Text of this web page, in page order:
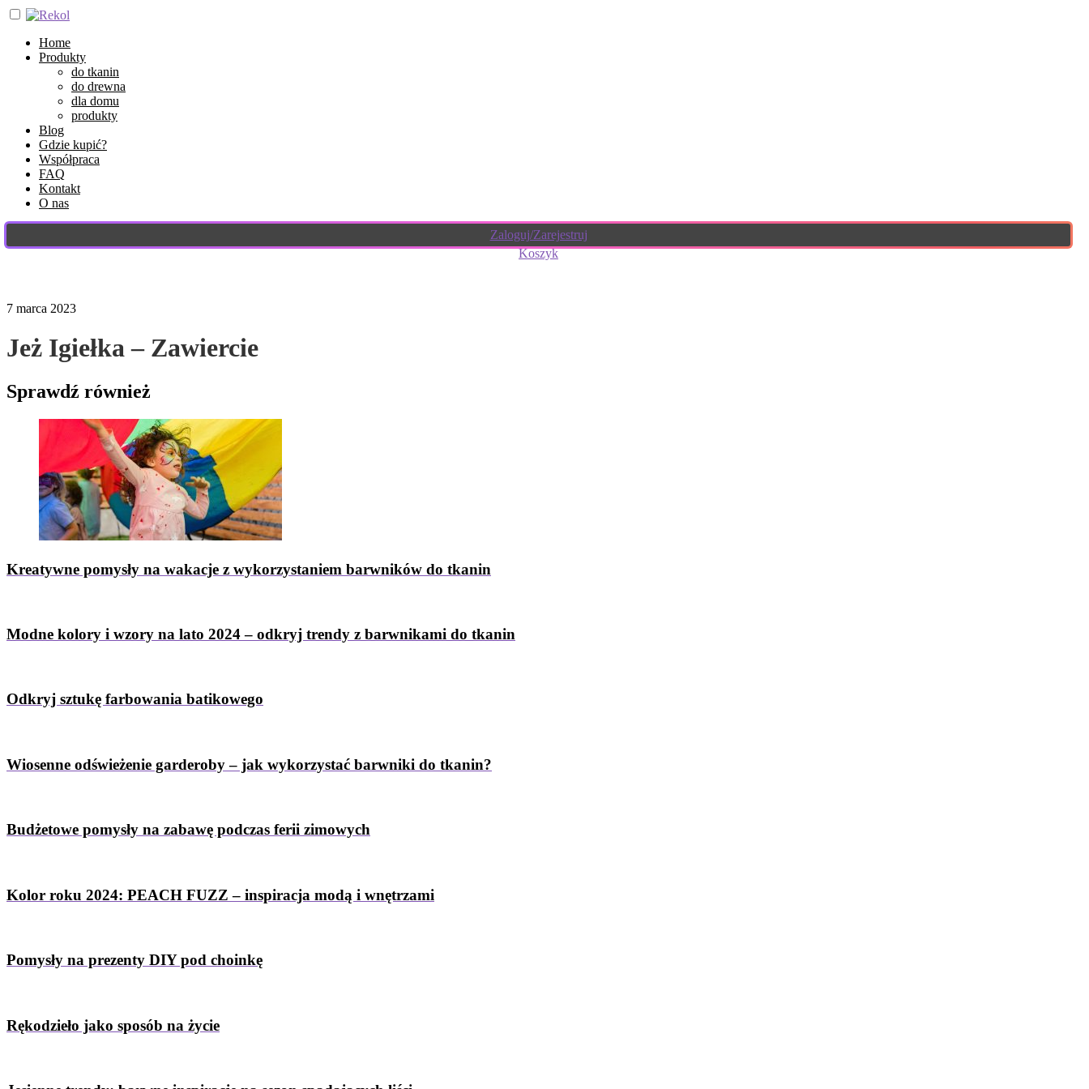
Home
Produkty
do tkanin
do drewna
dla domu
produkty
Blog
Gdzie kupić?
Współpraca
FAQ
Kontakt
O nas
Zaloguj/Zarejestruj
Koszyk
7 marca 2023
Jeż Igiełka – Zawiercie
Sprawdź również
Kreatywne pomysły na wakacje z wykorzystaniem barwników do tkanin
Modne kolory i wzory na lato 2024 – odkryj trendy z barwnikami do tkanin
Odkryj sztukę farbowania batikowego
Wiosenne odświeżenie garderoby – jak wykorzystać barwniki do tkanin?
Budżetowe pomysły na zabawę podczas ferii zimowych
Kolor roku 2024: PEACH FUZZ – inspiracja modą i wnętrzami
Pomysły na prezenty DIY pod choinkę
Rękodzieło jako sposób na życie